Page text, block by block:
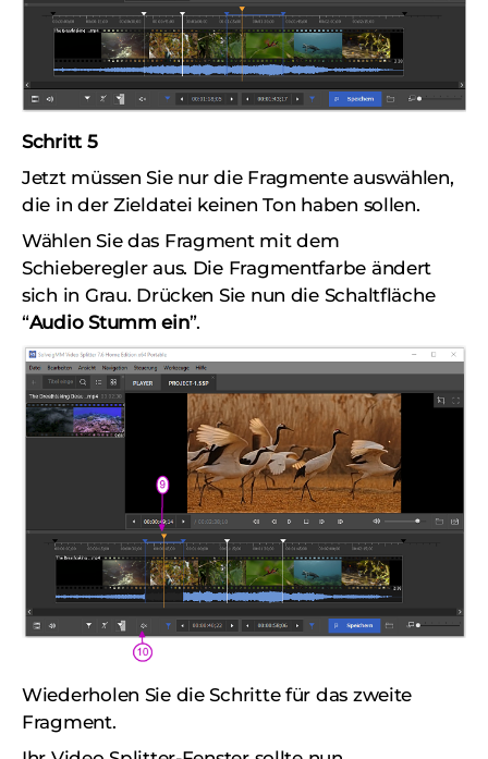
Schritt 5
Jetzt müssen Sie nur die Fragmente auswählen,
die in der Zieldatei keinen Ton haben sollen.
Wählen Sie das Fragment mit dem
Schieberegler aus. Die Fragmentfarbe ändert
sich in Grau. Drücken Sie nun die Schaltfläche
“Audio Stumm ein”.
Wiederholen Sie die Schritte für das zweite
Fragment.